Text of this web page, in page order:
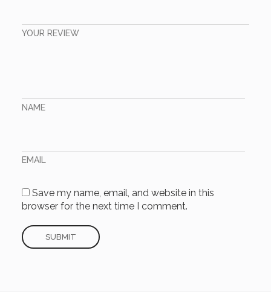
YOUR REVIEW
NAME
EMAIL
Save my name, email, and website in this
browser for the next time I comment.